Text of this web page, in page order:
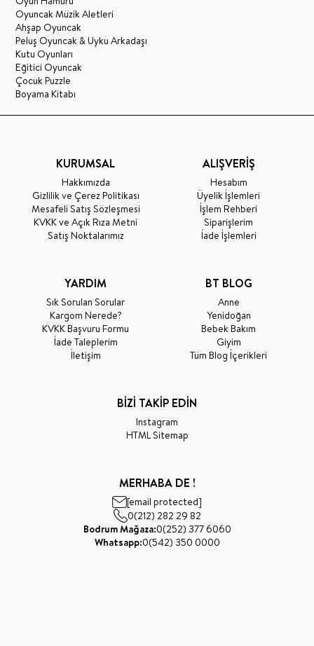
Oyuncak Müzik Aletleri
Ahşap Oyuncak
Peluş Oyuncak & Uyku Arkadaşı
Kutu Oyunları
Eğitici Oyuncak
Çocuk Puzzle
Boyama Kitabı
KURUMSAL
Hakkımızda
Gizlilik ve Çerez Politikası
Mesafeli Satış Sözleşmesi
KVKK ve Açık Rıza Metni
Satış Noktalarımız
ALIŞVERİŞ
Hesabım
Üyelik İşlemleri
İşlem Rehberi
Siparişlerim
İade İşlemleri
YARDIM
Sık Sorulan Sorular
Kargom Nerede?
KVKK Başvuru Formu
İade Taleplerim
İletişim
BT BLOG
Anne
Yenidoğan
Bebek Bakım
Giyim
Tüm Blog İçerikleri
BİZİ TAKİP EDİN
Instagram
HTML Sitemap
MERHABA DE !
[email protected]
0(212) 282 29 82
Bodrum Mağaza:0(252) 377 6060
Whatsapp:0(542) 350 0000